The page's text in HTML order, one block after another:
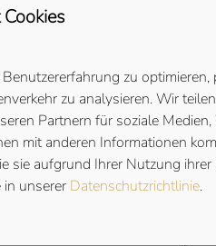
amüsanten zweistündigen
und eine bewegte
& VEERSE BOS
zu
zu analysieren. Wir
Partnern für soziale
mit anderen Informationen
sie aufgrund Ihrer Nutzung
unserer Datenschutzrichtlinie.